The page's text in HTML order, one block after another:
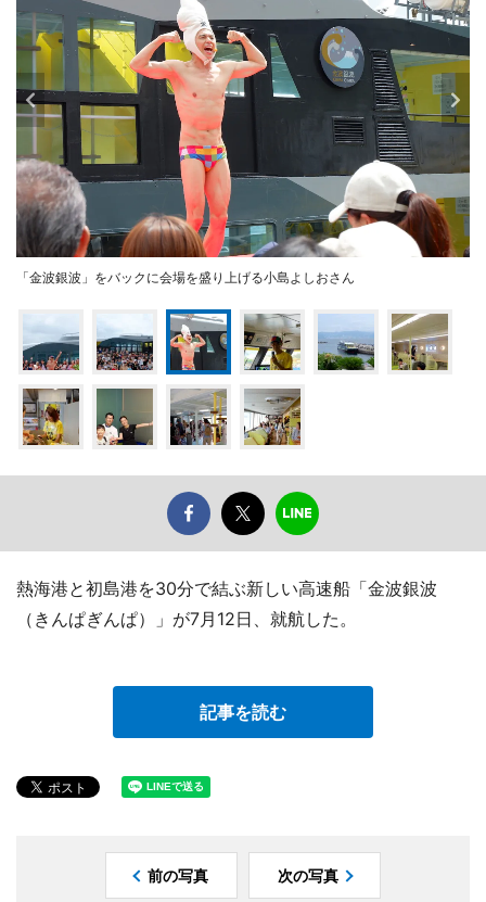
「金波銀波」をバックに会場を盛り上げる小島よしおさん
熱海港と初島港を30分で結ぶ新しい高速船「金波銀波
（きんぱぎんぱ）」が7月12日、就航した。
記事を読む
前の写真 次の写真